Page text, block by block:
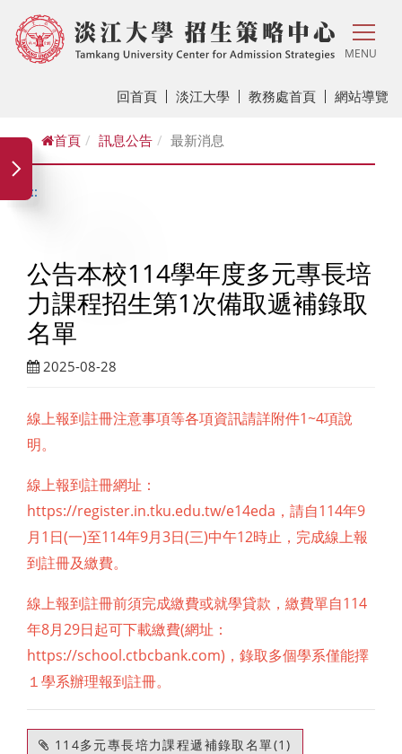
MENU
回首頁 淡江大學 教務處首頁 網站導覽
首頁 訊息公告 最新消息
:::
公告本校114學年度多元專長培
力課程招生第1次備取遞補錄取
名單
2025-08-28
線上報到註冊注意事項等各項資訊請詳附件1~4項說
明。
線上報到註冊網址：
https://register.in.tku.edu.tw/e14eda ，請自114年9
月 1 日 (一)至114年9月 3日 (三)中午12時止，完成線上報
到註冊及繳費。
線上報到註冊前須完成繳費或就學貸款，繳費單自114
年8月 29日起可下載繳費(網址：
https://school.ctbcbank.com) ，錄取多個學系僅能擇
１學系辦理報到註冊。
114多元專長培力課程遞補錄取名單(1)